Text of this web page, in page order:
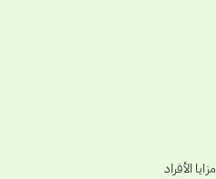
مزايا الأفراد